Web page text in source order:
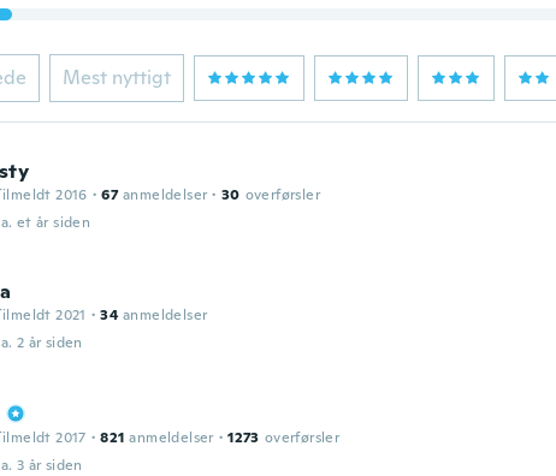
Mest nyttigt
2016 · 67 anmeldelser · 30 overførsler
et år siden
2021 · 34 anmeldelser
2 år siden
2017 · 821 anmeldelser · 1273 overførsler
3 år siden